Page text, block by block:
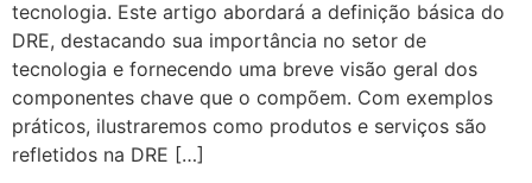
tecnologia. Este artigo abordará a definição básica do
DRE, destacando sua importância no setor de
tecnologia e fornecendo uma breve visão geral dos
componentes chave que o compõem. Com exemplos
práticos, ilustraremos como produtos e serviços são
refletidos na DRE […]